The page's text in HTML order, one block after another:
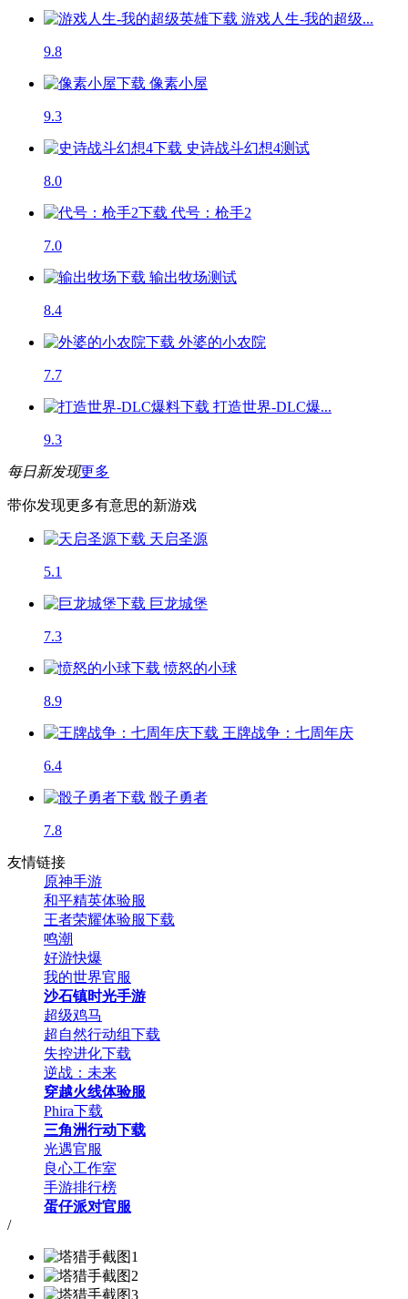
游戏人生-我的超级...
9.8
像素小屋
9.3
史诗战斗幻想4测试
8.0
代号：枪手2
7.0
输出牧场测试
8.4
外婆的小农院
7.7
打造世界-DLC爆...
9.3
每日新发现更多
带你发现更多有意思的新游戏
天启圣源
5.1
巨龙城堡
7.3
愤怒的小球
8.9
王牌战争：七周年庆
6.4
骰子勇者
7.8
友情链接
原神手游
和平精英体验服
王者荣耀体验服下载
鸣潮
好游快爆
我的世界官服
沙石镇时光手游
超级鸡马
超自然行动组下载
失控进化下载
逆战：未来
穿越火线体验服
Phira下载
三角洲行动下载
光遇官服
良心工作室
手游排行榜
蛋仔派对官服
/